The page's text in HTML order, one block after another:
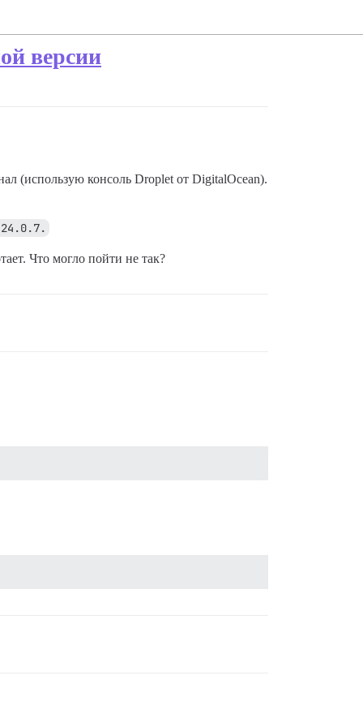
версии
(использую консоль Droplet от DigitalOcean).
Что могло пойти не так?